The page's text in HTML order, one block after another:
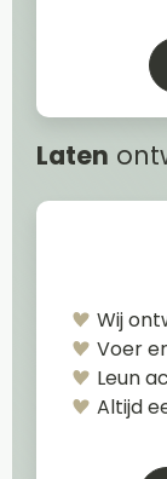
Laten
Wij
Voer
Leun
Altijd